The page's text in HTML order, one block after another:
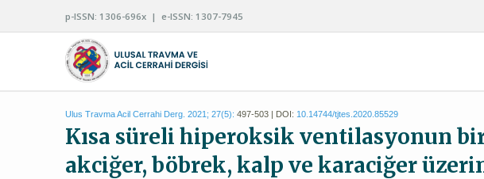
p-ISSN: 1306-696x | e-ISSN: 1307-7945
Ulus Travma Acil Cerrahi Derg. 2021; 27(5): 497-503 | DOI: 10.14744/tjtes.2020.85529
Kısa süreli hiperoksik ventilasyonun
akciğer, böbrek, kalp ve karaciğer